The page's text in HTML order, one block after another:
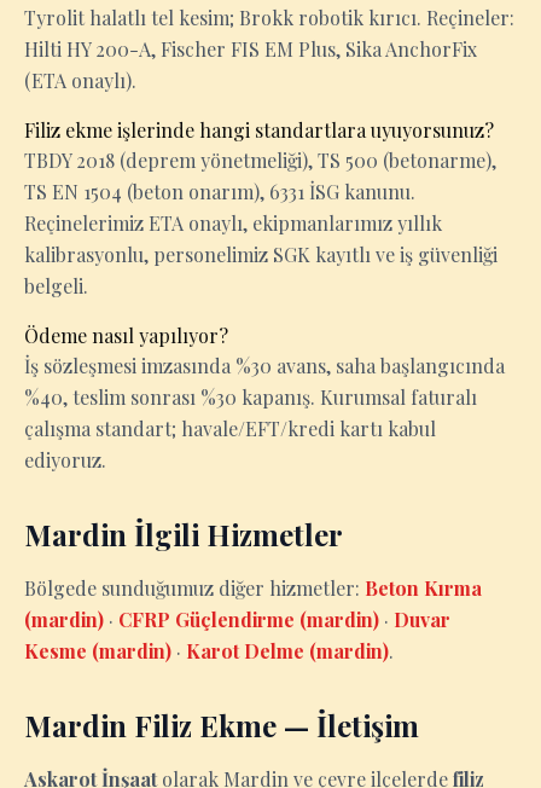
Tyrolit halatlı tel kesim; Brokk robotik kırıcı. Reçineler:
Hilti HY 200-A, Fischer FIS EM Plus, Sika AnchorFix
(ETA onaylı).
Filiz ekme işlerinde hangi standartlara uyuyorsunuz?
TBDY 2018 (deprem yönetmeliği), TS 500 (betonarme),
TS EN 1504 (beton onarım), 6331 İSG kanunu.
Reçinelerimiz ETA onaylı, ekipmanlarımız yıllık
kalibrasyonlu, personelimiz SGK kayıtlı ve iş güvenliği
belgeli.
Ödeme nasıl yapılıyor?
İş sözleşmesi imzasında %30 avans, saha başlangıcında
%40, teslim sonrası %30 kapanış. Kurumsal faturalı
çalışma standart; havale/EFT/kredi kartı kabul
ediyoruz.
Mardin İlgili Hizmetler
Bölgede sunduğumuz diğer hizmetler: Beton Kırma
(mardin) · CFRP Güçlendirme (mardin) · Duvar
Kesme (mardin) · Karot Delme (mardin).
Mardin Filiz Ekme — İletişim
Askarot İnşaatolarak Mardin ve çevre ilçelerdefiliz